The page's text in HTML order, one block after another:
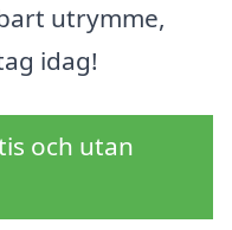
utrymme,
idag!
och utan